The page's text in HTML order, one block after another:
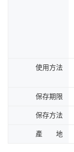
使用方法
保存期限
保存方法
產 地